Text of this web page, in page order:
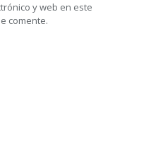
y web en este
comente.